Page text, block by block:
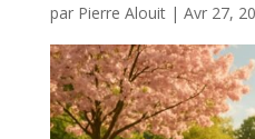
par Pierre Alouit| Avr 27,